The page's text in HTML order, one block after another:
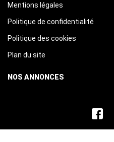
Mentions légales
Politique de confidentialité
Politique des cookies
Plan du site
NOS ANNONCES